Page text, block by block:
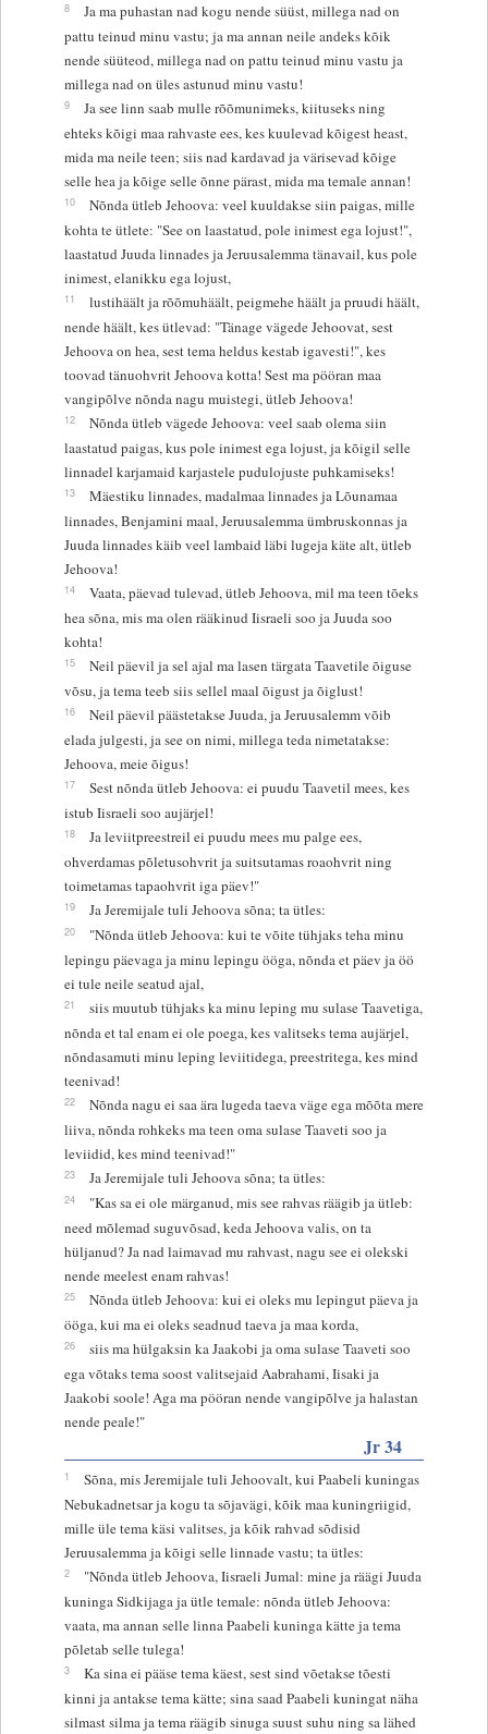
8
Ja ma puhastan nad kogu nende süüst, millega nad on
pattu teinud minu vastu; ja ma annan neile andeks kõik
nende süüteod, millega nad on pattu teinud minu vastu ja
millega nad on üles astunud minu vastu!
9
Ja see linn saab mulle rõõmunimeks, kiituseks ning
ehteks kõigi maa rahvaste ees, kes kuulevad kõigest heast,
mida ma neile teen; siis nad kardavad ja värisevad kõige
selle hea ja kõige selle õnne pärast, mida ma temale annan!
10
Nõnda ütleb Jehoova: veel kuuldakse siin paigas, mille
kohta te ütlete: "See on laastatud, pole inimest ega lojust!",
laastatud Juuda linnades ja Jeruusalemma tänavail, kus pole
inimest, elanikku ega lojust,
11
lustihäält ja rõõmuhäält, peigmehe häält ja pruudi häält,
nende häält, kes ütlevad: "Tänage vägede Jehoovat, sest
Jehoova on hea, sest tema heldus kestab igavesti!", kes
toovad tänuohvrit Jehoova kotta! Sest ma pööran maa
vangipõlve nõnda nagu muistegi, ütleb Jehoova!
12
Nõnda ütleb vägede Jehoova: veel saab olema siin
laastatud paigas, kus pole inimest ega lojust, ja kõigil selle
linnadel karjamaid karjastele pudulojuste puhkamiseks!
13
Mäestiku linnades, madalmaa linnades ja Lõunamaa
linnades, Benjamini maal, Jeruusalemma ümbruskonnas ja
Juuda linnades käib veel lambaid läbi lugeja käte alt, ütleb
Jehoova!
14
Vaata, päevad tulevad, ütleb Jehoova, mil ma teen tõeks
hea sõna, mis ma olen rääkinud Iisraeli soo ja Juuda soo
kohta!
15
Neil päevil ja sel ajal ma lasen tärgata Taavetile õiguse
võsu, ja tema teeb siis sellel maal õigust ja õiglust!
16
Neil päevil päästetakse Juuda, ja Jeruusalemm võib
elada julgesti, ja see on nimi, millega teda nimetatakse:
Jehoova, meie õigus!
17
Sest nõnda ütleb Jehoova: ei puudu Taavetil mees, kes
istub Iisraeli soo aujärjel!
18
Ja leviitpreestreil ei puudu mees mu palge ees,
ohverdamas põletusohvrit ja suitsutamas roaohvrit ning
toimetamas tapaohvrit iga päev!"
19 Ja Jeremijale tuli Jehoova sõna; ta ütles:
20
"Nõnda ütleb Jehoova: kui te võite tühjaks teha minu
lepingu päevaga ja minu lepingu ööga, nõnda et päev ja öö
ei tule neile seatud ajal,
21
siis muutub tühjaks ka minu leping mu sulase Taavetiga,
nõnda et tal enam ei ole poega, kes valitseks tema aujärjel,
nõndasamuti minu leping leviitidega, preestritega, kes mind
teenivad!
22
Nõnda nagu ei saa ära lugeda taeva väge ega mõõta mere
liiva, nõnda rohkeks ma teen oma sulase Taaveti soo ja
leviidid, kes mind teenivad!"
23 Ja Jeremijale tuli Jehoova sõna; ta ütles:
24
"Kas sa ei ole märganud, mis see rahvas räägib ja ütleb:
need mõlemad suguvõsad, keda Jehoova valis, on ta
hüljanud? Ja nad laimavad mu rahvast, nagu see ei olekski
nende meelest enam rahvas!
25
Nõnda ütleb Jehoova: kui ei oleks mu lepingut päeva ja
ööga, kui ma ei oleks seadnud taeva ja maa korda,
26
siis ma hülgaksin ka Jaakobi ja oma sulase Taaveti soo
ega võtaks tema soost valitsejaid Aabrahami, Iisaki ja
Jaakobi soole! Aga ma pööran nende vangipõlve ja halastan
nende peale!"
Jr 34
1
Sõna, mis Jeremijale tuli Jehoovalt, kui Paabeli kuningas
Nebukadnetsar ja kogu ta sõjavägi, kõik maa kuningriigid,
mille üle tema käsi valitses, ja kõik rahvad sõdisid
Jeruusalemma ja kõigi selle linnade vastu; ta ütles:
2
"Nõnda ütleb Jehoova, Iisraeli Jumal: mine ja räägi Juuda
kuninga Sidkijaga ja ütle temale: nõnda ütleb Jehoova:
vaata, ma annan selle linna Paabeli kuninga kätte ja tema
põletab selle tulega!
3
Ka sina ei pääse tema käest, sest sind võetakse tõesti
kinni ja antakse tema kätte; sina saad Paabeli kuningat näha
silmast silma ja tema räägib sinuga suust suhu ning sa lähed